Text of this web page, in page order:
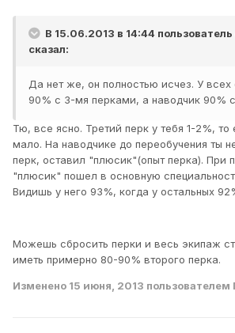
В 15.06.2013 в 14:44 пользователь
сказал:
Да нет же, он полностью исчез. У всех
90% с 3-мя перками, а наводчик 90%
Тю, все ясно. Третий перк у тебя 1-2%, то
мало. На наводчике до переобучения ты
перк, оставил "плюсик"(опыт перка). При
"плюсик" пошел в основную
Видишь у него 93%, когда у остальных
Можешь сбросить перки и весь экипаж
иметь примерно 80-90% второго перка.
Изменено 15 июня, 2013 пользователем